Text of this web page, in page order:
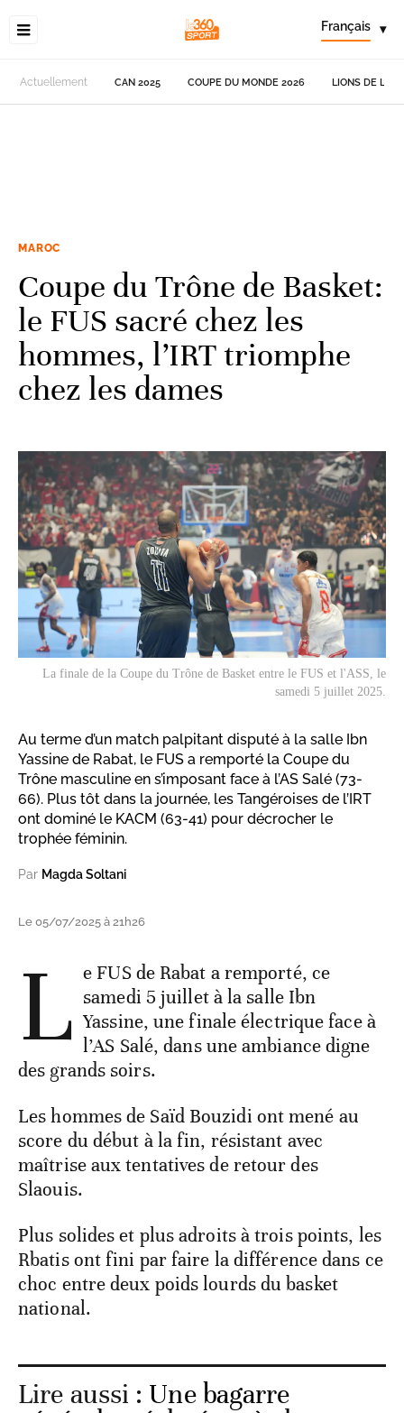
Français ▾
Actuellement CAN 2025 COUPE DU MONDE 2026 LIONS DE
MAROC
Coupe du Trône de Basket:
le FUS sacré chez les
hommes, l’IRT triomphe
chez les dames
La finale de la Coupe du Trône de Basket entre le FUS et l'ASS, le
samedi 5 juillet 2025.
Au terme d’un match palpitant disputé à la salle Ibn
Yassine de Rabat, le FUS a remporté la Coupe du
Trône masculine en s’imposant face à l’AS Salé (73-
66). Plus tôt dans la journée, les Tangéroises de l’IRT
ont dominé le KACM (63-41) pour décrocher le
trophée féminin.
Par Magda Soltani
Le 05/07/2025 à 21h26
L e FUS de Rabat a remporté, ce
samedi 5 juillet à la salle Ibn
Yassine, une finale électrique face à
l’AS Salé, dans une ambiance digne
des grands soirs.
Les hommes de Saïd Bouzidi ont mené au
score du début à la fin, résistant avec
maîtrise aux tentatives de retour des
Slaouis.
Plus solides et plus adroits à trois points, les
Rbatis ont fini par faire la différence dans ce
choc entre deux poids lourds du basket
national.
Lire aussi : Une bagarre